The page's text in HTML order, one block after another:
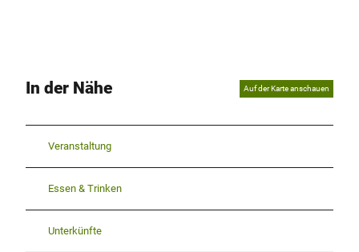
In der Nähe Auf der Karte anschauen
Veranstaltung
Essen & Trinken
Unterkünfte